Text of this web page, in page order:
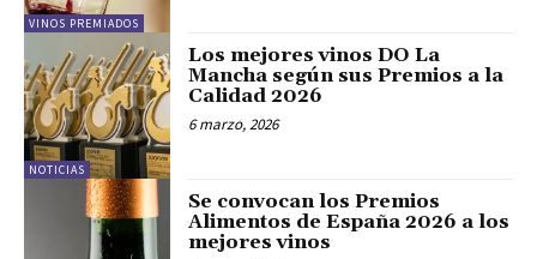
VINOS PREMIADOS
NOTICIAS
Los mejores vinos DO La
Mancha según sus Premios a la
Calidad 2026
6 marzo, 2026
Se convocan los Premios
Alimentos de España 2026 a los
mejores vinos